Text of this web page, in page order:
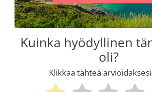
Kuinka hyödyllinen
oli?
Klikkaa tähteä